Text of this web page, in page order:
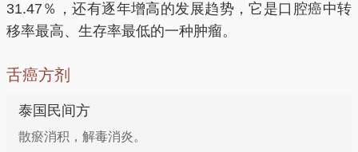
31.47％，还有逐年增高的发展趋势，它是口腔癌中转
移率最高、生存率最低的一种肿瘤。
舌癌方剂
泰国民间方
散瘀消积，解毒消炎。